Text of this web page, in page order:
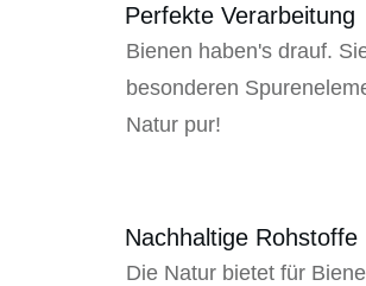
Perfekte Verarbeitung
Bienen haben's drauf.
besonderen
Natur pur!
Nachhaltige Rohstoffe
Die Natur bietet für